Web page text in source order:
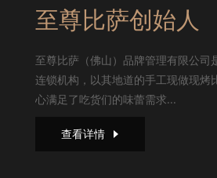
至尊比萨创始人
至尊比萨（佛山）品牌管理有限公司
连锁机构，以其地道的手工现做现烤
心满足了吃货们的味蕾需求...
查看详情